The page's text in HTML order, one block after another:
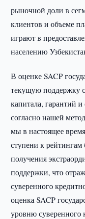
рыночной доли в
клиентов и объеме
играют в
населению
В оценке SACP
текущую поддержку
капитала, гарантий
согласно нашей
мы в настоящее
ступени к рейтингам
получения
поддержки, что
суверенного
оценка SACP
уровню суверенного